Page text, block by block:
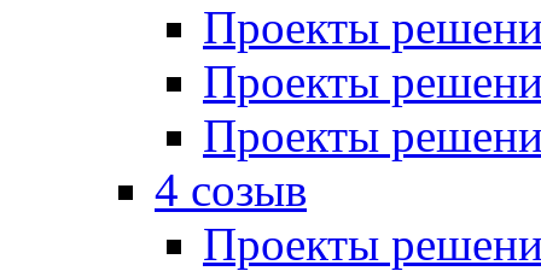
Проекты
Проекты
Проекты
4 созыв
Проекты